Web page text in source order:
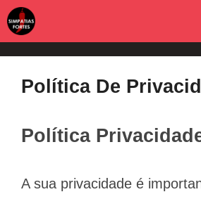
Pular
para
o
conteúdo
Política De
Política
A sua privacidade é